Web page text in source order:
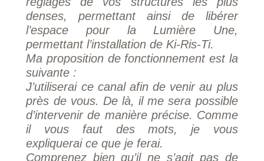
denses, permettant ainsi de libérer
l’espace pour la Lumière Une,
permettant l’installation de Ki-Ris-Ti.
Ma proposition de fonctionnement est la
suivante :
J’utiliserai ce canal afin de venir au plus
près de vous. De là, il me sera possible
d’intervenir de manière précise. Comme
il vous faut des mots, je vous
expliquerai ce que je ferai.
Comprenez bien qu’il ne s’agit pas de